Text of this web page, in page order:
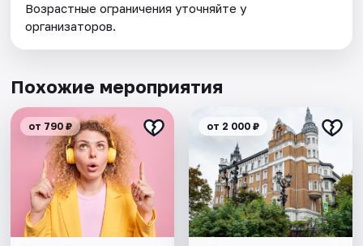
Возрастные ограничения уточняйте у
организаторов.
Похожие мероприятия
от 790 ₽ от 2 000 ₽